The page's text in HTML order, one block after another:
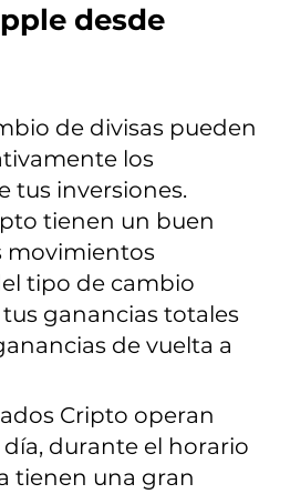
desde
de divisas pueden
los
tus inversiones.
tienen un buen
movimientos
tipo de cambio
ganancias totales
de vuelta a
Cripto operan
durante el horario
tienen una gran